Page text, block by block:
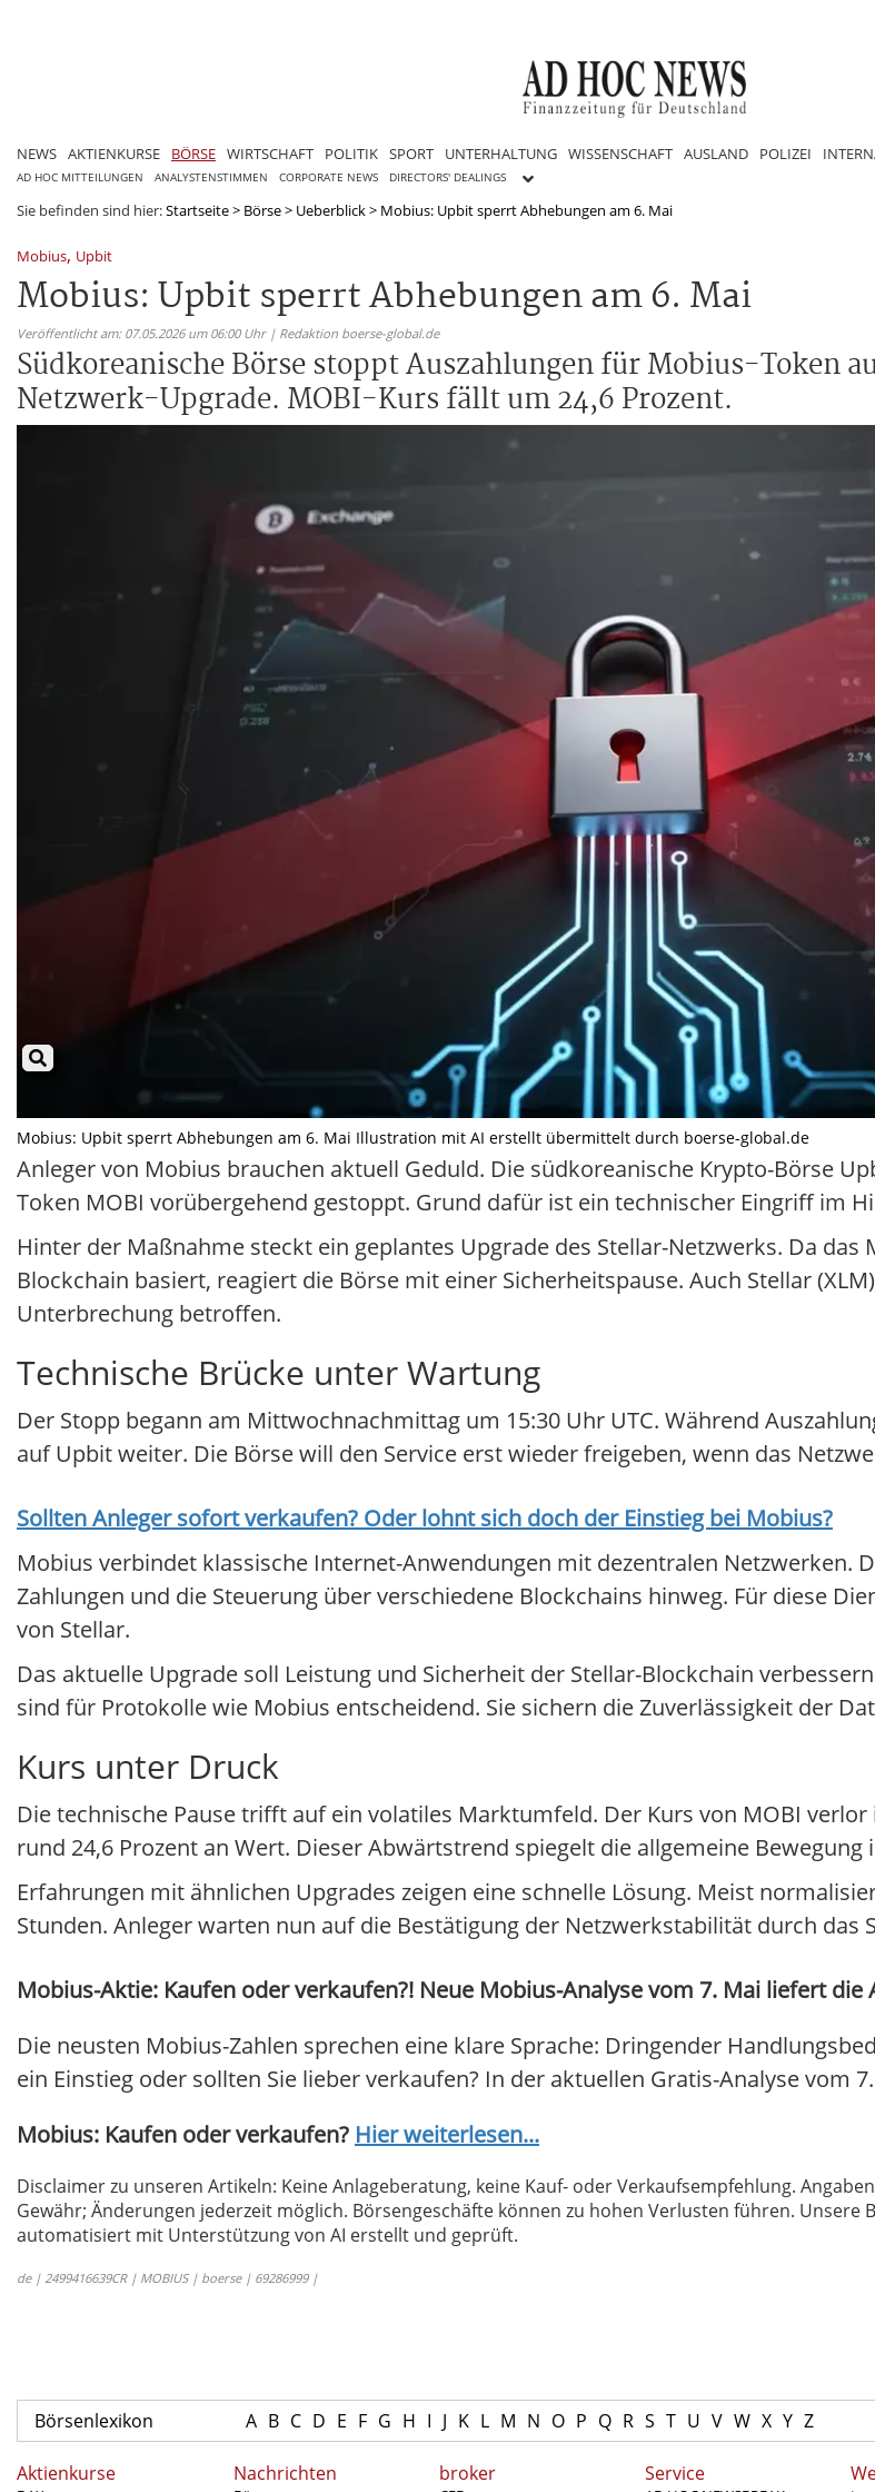
NEWS AKTIENKURSE BÖRSE WIRTSCHAFT POLITIK SPORT UNTERHALTUNG WISSENSCHAFT AUSLAND POLIZEI
AD HOC MITTEILUNGEN ANALYSTENSTIMMEN CORPORATE NEWS DIRECTORS' DEALINGS
Sie befinden sind hier:Startseite> Börse> Ueberblick> Mobius: Upbit sperrt Abhebungen am 6. Mai
Mobius, Upbit
Mobius: Upbit sperrt Abhebungen am 6. Mai
Veröffentlicht am: 07.05.2026 um 06:00 Uhr | Redaktion boerse-global.de
Südkoreanische Börse stoppt Auszahlungen für Mobius-Token
Netzwerk-Upgrade. MOBI-Kurs fällt um 24,6 Prozent.
Mobius: Upbit sperrt Abhebungen am 6. Mai Illustration mit AI erstellt übermittelt durch boerse-global.de
Anleger von Mobius brauchen aktuell Geduld. Die südkoreanische Krypto-Börse
Token MOBI vorübergehend gestoppt. Grund dafür ist ein technischer Eingriff im
Hinter der Maßnahme steckt ein geplantes Upgrade des Stellar-Netzwerks. Da
Blockchain basiert, reagiert die Börse mit einer Sicherheitspause. Auch Stellar
Unterbrechung betroffen.
Technische Brücke unter Wartung
Der Stopp begann am Mittwochnachmittag um 15:30 Uhr UTC. Während
auf Upbit weiter. Die Börse will den Service erst wieder freigeben, wenn das
Sollten Anleger sofort verkaufen? Oder lohnt sich doch der Einstieg bei Mobius?
Mobius verbindet klassische Internet-Anwendungen mit dezentralen Netzwerken.
Zahlungen und die Steuerung über verschiedene Blockchains hinweg. Für diese
von Stellar.
Das aktuelle Upgrade soll Leistung und Sicherheit der Stellar-Blockchain
sind für Protokolle wie Mobius entscheidend. Sie sichern die Zuverlässigkeit der
Kurs unter Druck
Die technische Pause trifft auf ein volatiles Marktumfeld. Der Kurs von MOBI
rund 24,6 Prozent an Wert. Dieser Abwärtstrend spiegelt die allgemeine
Erfahrungen mit ähnlichen Upgrades zeigen eine schnelle Lösung. Meist
Stunden. Anleger warten nun auf die Bestätigung der Netzwerkstabilität durch das
Mobius-Aktie: Kaufen oder verkaufen?! Neue Mobius-Analyse vom 7. Mai liefert die
Die neusten Mobius-Zahlen sprechen eine klare Sprache: Dringender
ein Einstieg oder sollten Sie lieber verkaufen? In der aktuellen Gratis-Analyse vom
Mobius: Kaufen oder verkaufen? Hier weiterlesen...
Disclaimer zu unseren Artikeln: Keine Anlageberatung, keine Kauf- oder Verkaufsempfehlung.
Gewähr; Änderungen jederzeit möglich. Börsengeschäfte können zu hohen Verlusten führen. Unsere
automatisiert mit Unterstützung von AI erstellt und geprüft.
de | 2499416639CR | MOBIUS | boerse | 69286999 |
Börsenlexikon A B C D E F G H I J K L M N O P Q R S T U V W X Y Z
Aktienkurse Nachrichten broker Service